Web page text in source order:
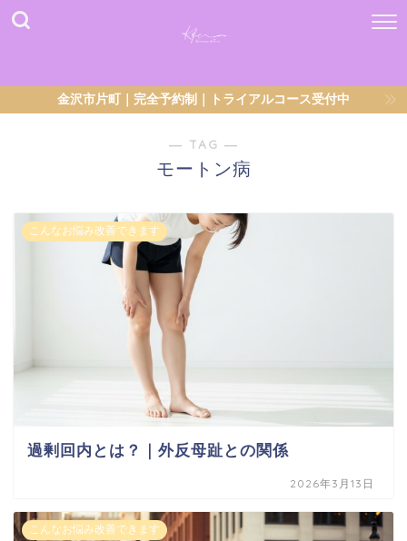
金沢市片町｜完全予約制｜トライアルコース受付中
― TAG ―
モートン病
こんなお悩み改善できます
過剰回内とは？｜外反母趾との関係
2026年3月13日
こんなお悩み改善できます